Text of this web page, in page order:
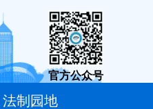
官方公众号
法制园地